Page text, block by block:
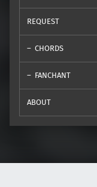
REQUEST
CHORDS
FANCHANT
ABOUT